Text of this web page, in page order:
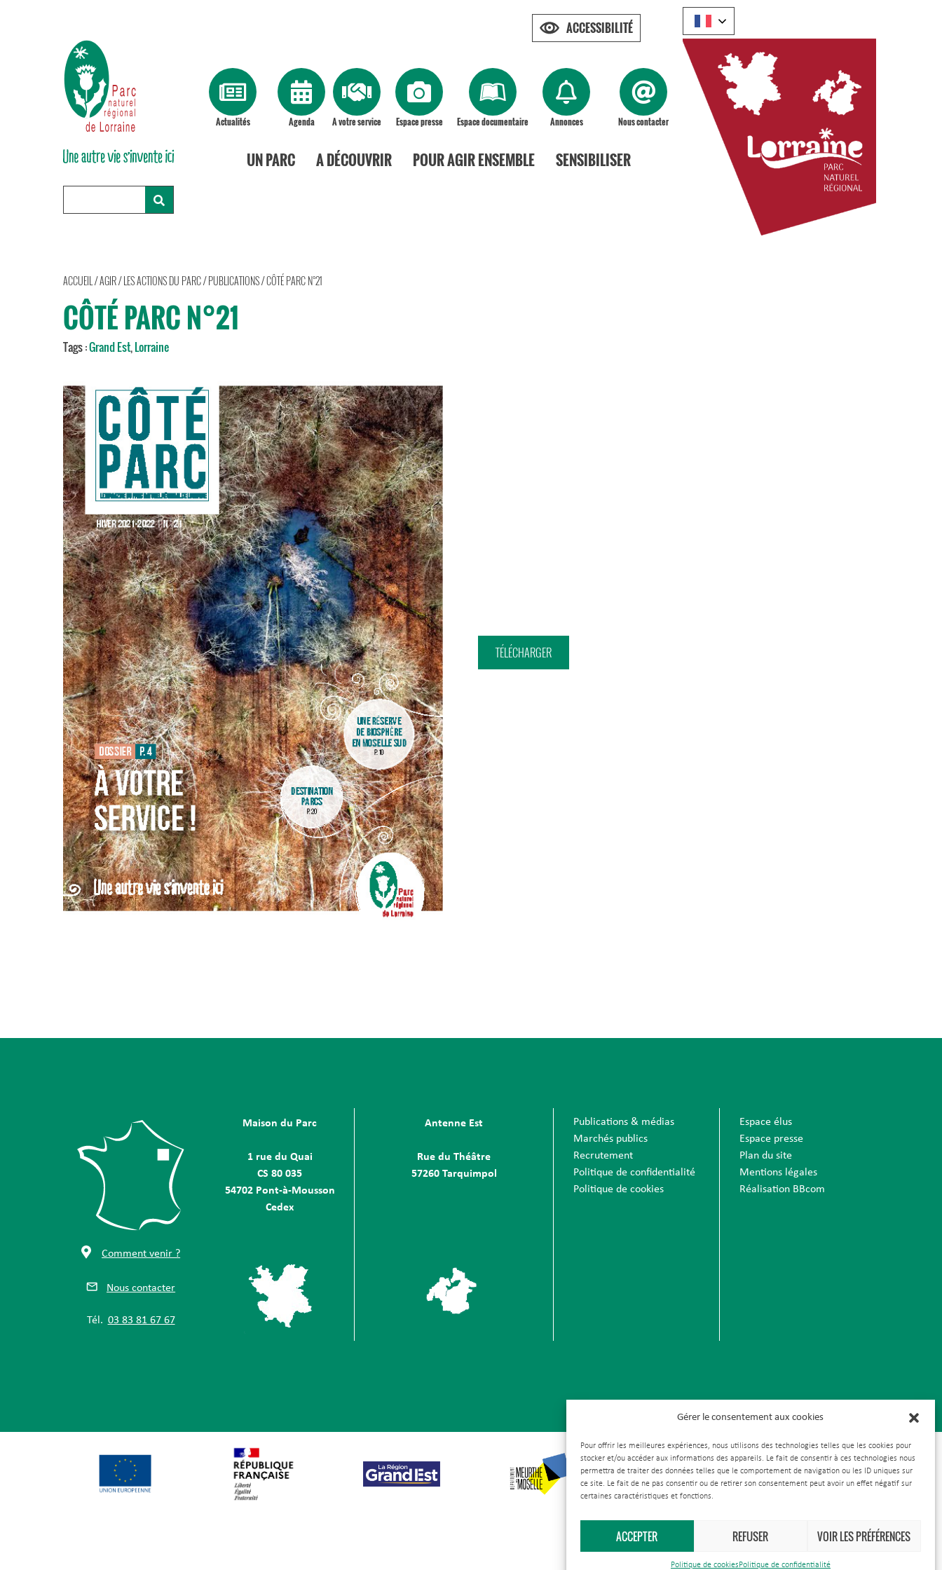
Gérer le consentement aux cookies
Pour offrir les meilleures expériences, nous utilisons des technologies telles que les cookies pour
stocker et/ou accéder aux informations des appareils. Le fait de consentir à ces technologies nous
permettra de traiter des données telles que le comportement de navigation ou les ID uniques sur
ce site. Le fait de ne pas consentir ou de retirer son consentement peut avoir un effet négatif sur
certaines caractéristiques et fonctions.
ACCEPTER REFUSER VOIR LES PRÉFÉRENCES
Politique de cookiesPolitique de confidentialité
Actualités Agenda A votre service Espace presse Espace documentaire Annonces Nous contacter
UN PARC A DÉCOUVRIR POUR AGIR ENSEMBLE SENSIBILISER
ACCUEIL /AGIR/LES ACTIONS DU PARC/PUBLICATIONS/CÔTÉ PARC N°21
CÔTÉ PARC N°21
Tags :Grand Est,Lorraine
TÉLÉCHARGER
Comment venir ?
Nous contacter
Tél. 03 83 81 67 67
Maison du Parc
1 rue du Quai
CS 80 035
54702 Pont-à-Mousson
Cedex
Antenne Est
Rue du Théâtre
57260 Tarquimpol
Publications & médias
Marchés publics
Recrutement
Politique de confidentialité
Politique de cookies
Espace élus
Espace presse
Plan du site
Mentions légales
Réalisation BBcom
ACCESSIBILITÉ